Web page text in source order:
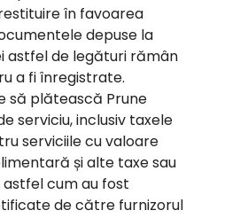
în favoarea
depuse la
astfel de legături rămân
a fi înregistrate.
să plătească Prune
serviciu, inclusiv taxele
serviciile cu valoare
și alte taxe sau
cum au fost
de către furnizorul